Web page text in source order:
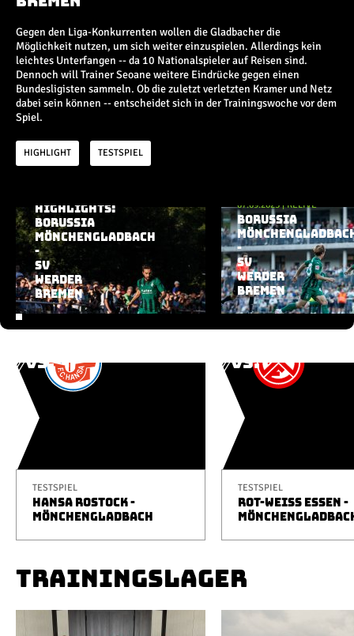
Testspiele
Inside
Interviews
Pressekonferenzen
Buntes
Historie
English
Alle Videos
Gegen den Liga-Konkurrenten wollen die Gladbacher die
Möglichkeit nutzen, um sich weiter einzuspielen. Allerdings kein
leichtes Unterfangen -- da 10 Nationalspieler auf Reisen sind.
Dennoch will Trainer Seoane weitere Eindrücke gegen einen
Bundesligisten sammeln. Ob die zuletzt verletzten Kramer und Netz
dabei sein können -- entscheidet sich in der Trainingswoche vor dem
Spiel.
HIGHLIGHT TESTSPIEL
Aktuelle Playlist
HIGHLIGHTS:
BORUSSIA
MÖNCHENGLADBACH
-
SV
WERDER
BREMEN
07.09.2023|RELIVE
BORUSSIA
-
SV
WERDER
BREMEN
TESTSPIEL
HANSA ROSTOCK -
MÖNCHENGLADBACH
TESTSPIEL
ROT-WEISS ESSEN -
TRAININGSLAGER